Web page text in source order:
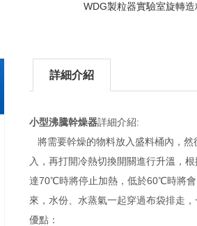
WDG製粒器實驗室旋轉造
詳細介紹
小型沸騰幹燥器詳細介紹:
將需要幹燥的物料放入盛料桶內，然
入，再打開冷熱切換開關進行升溫，
達70℃時將停止加熱，低於60℃時將會
來，水份、水蒸氣一起穿過布袋排走
優點：